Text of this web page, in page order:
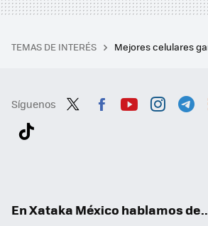
TEMAS DE INTERÉS Mejores celulares
Síguenos
En Xataka México hablamos